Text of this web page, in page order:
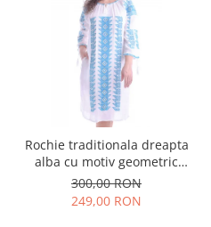
Rochie traditionala dreapta
alba cu motiv geometric
albastru Tania
300,00 RON
249,00 RON